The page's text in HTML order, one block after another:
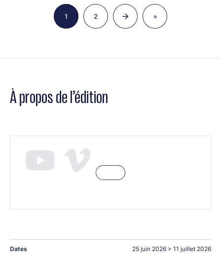
Page
1 Page
2
Dernière
page
»
À propos de l’édition
Dates 25 juin 2026 > 11 juillet 2026